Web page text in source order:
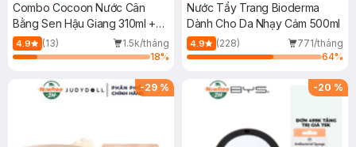
Combo Cocoon Nước Cân
Bằng Sen Hậu Giang 310ml +
Nước Tẩy Trang Bí Đao 500ml
4.9 (13)
1.5k/tháng
18%
Nước Tẩy Trang Bioderma
Dành Cho Da Nhạy Cảm 500ml
4.9 (228)
771/tháng
64%
-29 % -20 %